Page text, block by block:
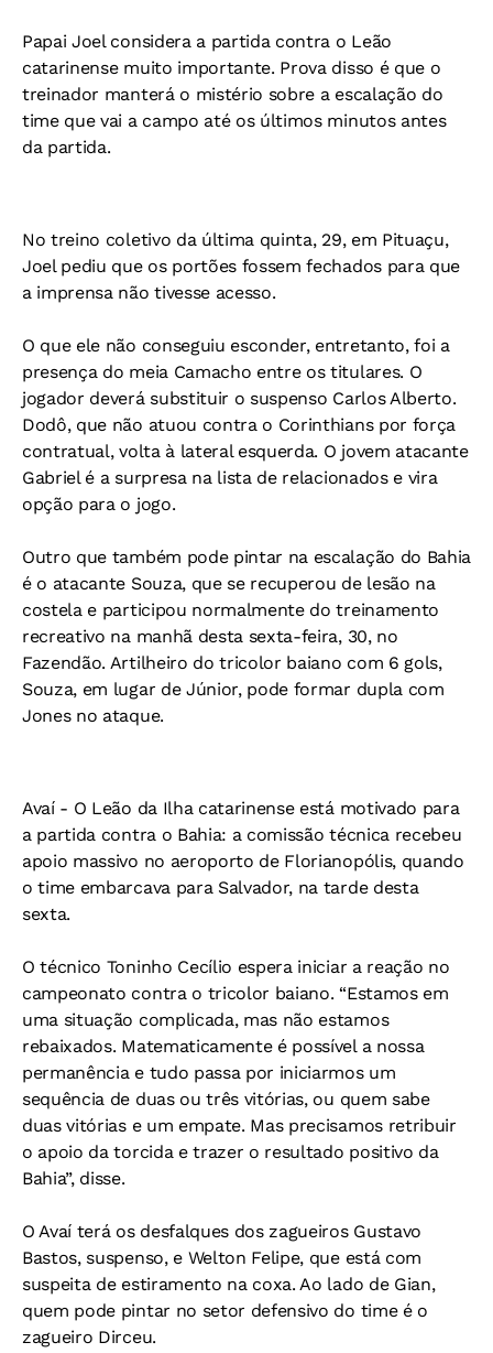
Papai Joel considera a partida contra o Leão
catarinense muito importante. Prova disso é que o
treinador manterá o mistério sobre a escalação do
time que vai a campo até os últimos minutos antes
da partida.
No treino coletivo da última quinta, 29, em Pituaçu,
Joel pediu que os portões fossem fechados para que
a imprensa não tivesse acesso.
O que ele não conseguiu esconder, entretanto, foi a
presença do meia Camacho entre os titulares. O
jogador deverá substituir o suspenso Carlos Alberto.
Dodô, que não atuou contra o Corinthians por força
contratual, volta à lateral esquerda. O jovem atacante
Gabriel é a surpresa na lista de relacionados e vira
opção para o jogo.
Outro que também pode pintar na escalação do Bahia
é o atacante Souza, que se recuperou de lesão na
costela e participou normalmente do treinamento
recreativo na manhã desta sexta-feira, 30, no
Fazendão. Artilheiro do tricolor baiano com 6 gols,
Souza, em lugar de Júnior, pode formar dupla com
Jones no ataque.
Avaí - O Leão da Ilha catarinense está motivado para
a partida contra o Bahia: a comissão técnica recebeu
apoio massivo no aeroporto de Florianopólis, quando
o time embarcava para Salvador, na tarde desta
sexta.
O técnico Toninho Cecílio espera iniciar a reação no
campeonato contra o tricolor baiano. “Estamos em
uma situação complicada, mas não estamos
rebaixados. Matematicamente é possível a nossa
permanência e tudo passa por iniciarmos um
sequência de duas ou três vitórias, ou quem sabe
duas vitórias e um empate. Mas precisamos retribuir
o apoio da torcida e trazer o resultado positivo da
Bahia”, disse.
O Avaí terá os desfalques dos zagueiros Gustavo
Bastos, suspenso, e Welton Felipe, que está com
suspeita de estiramento na coxa. Ao lado de Gian,
quem pode pintar no setor defensivo do time é o
zagueiro Dirceu.